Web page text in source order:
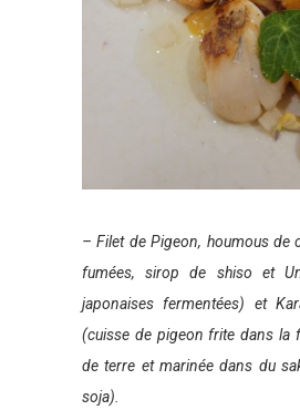
– Filet de Pigeon, houmous de
fumées, sirop de shiso et
japonaises fermentées) et
(cuisse de pigeon frite dans la
de terre et marinée dans du
soja).